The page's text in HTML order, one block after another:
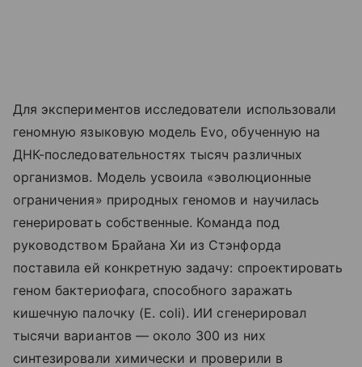
Для экспериментов исследователи использовали
геномную языковую модель Evo, обученную на
ДНК-последовательностях тысяч различных
организмов. Модель усвоила «эволюционные
ограничения» природных геномов и научилась
генерировать собственные. Команда под
руководством Брайана Хи из Стэнфорда
поставила ей конкретную задачу: спроектировать
геном бактериофага, способного заражать
кишечную палочку (E. coli). ИИ сгенерировал
тысячи вариантов — около 300 из них
синтезировали химически и проверили в